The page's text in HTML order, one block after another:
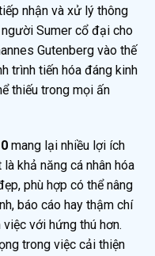
nhận và xử lý thông
Sumer cổ đại cho
Gutenberg vào thế
trình tiến hóa đáng kinh
thiếu trong mọi ấn
mang lại nhiều lợi ích
khả năng cá nhân hóa
phù hợp có thể nâng
báo cáo hay thậm chí
với hứng thú hơn.
trong việc cải thiện